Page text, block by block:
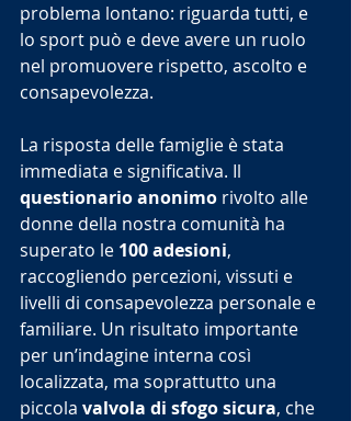
problema lontano: riguarda tutti, e
lo sport può e deve avere un ruolo
nel promuovere rispetto, ascolto e
consapevolezza.
La risposta delle famiglie è stata
immediata e significativa. Il
questionario anonimo rivolto alle
donne della nostra comunità ha
superato le 100 adesioni,
raccogliendo percezioni, vissuti e
livelli di consapevolezza personale e
familiare. Un risultato importante
per un’indagine interna così
localizzata, ma soprattutto una
piccola valvola di sfogo sicura, che